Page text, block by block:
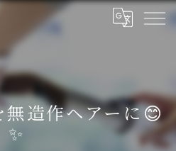
造作ヘアーに😊
✨